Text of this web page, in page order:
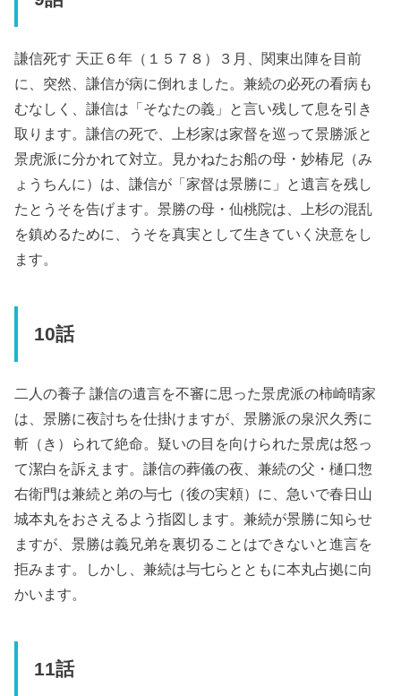
謙信死す 天正６年（１５７８）３月、関東出陣を目前
に、突然、謙信が病に倒れました。兼続の必死の看病も
むなしく、謙信は「そなたの義」と言い残して息を引き
取ります。謙信の死で、上杉家は家督を巡って景勝派と
景虎派に分かれて対立。見かねたお船の母・妙椿尼（み
ょうちんに）は、謙信が「家督は景勝に」と遺言を残し
たとうそを告げます。景勝の母・仙桃院は、上杉の混乱
を鎮めるために、うそを真実として生きていく決意をし
ます。
10話
二人の養子 謙信の遺言を不審に思った景虎派の柿崎晴家
は、景勝に夜討ちを仕掛けますが、景勝派の泉沢久秀に
斬（き）られて絶命。疑いの目を向けられた景虎は怒っ
て潔白を訴えます。謙信の葬儀の夜、兼続の父・樋口惣
右衛門は兼続と弟の与七（後の実頼）に、急いで春日山
城本丸をおさえるよう指図します。兼続が景勝に知らせ
ますが、景勝は義兄弟を裏切ることはできないと進言を
拒みます。しかし、兼続は与七らとともに本丸占拠に向
かいます。
11話